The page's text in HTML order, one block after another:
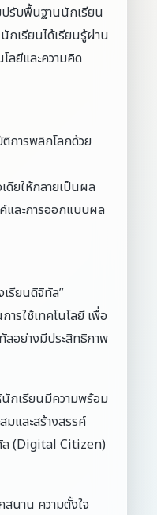
รับพื้นฐานนักเรียน
กเรียนได้เรียนรู้ผ่าน
ลยีและความคิด
การพลิกโลกด้วย
ดียให้กลายเป็นผล
และการออกแบบผล
รียนดิจิทัล”
รใช้เทคโนโลยี เพื่อ
ลอย่างมีประสิทธิภาพ
กเรียนมีความพร้อม
มและสร้างสรรค์
ล (Digital Citizen)
สนาน ความตั้งใจ